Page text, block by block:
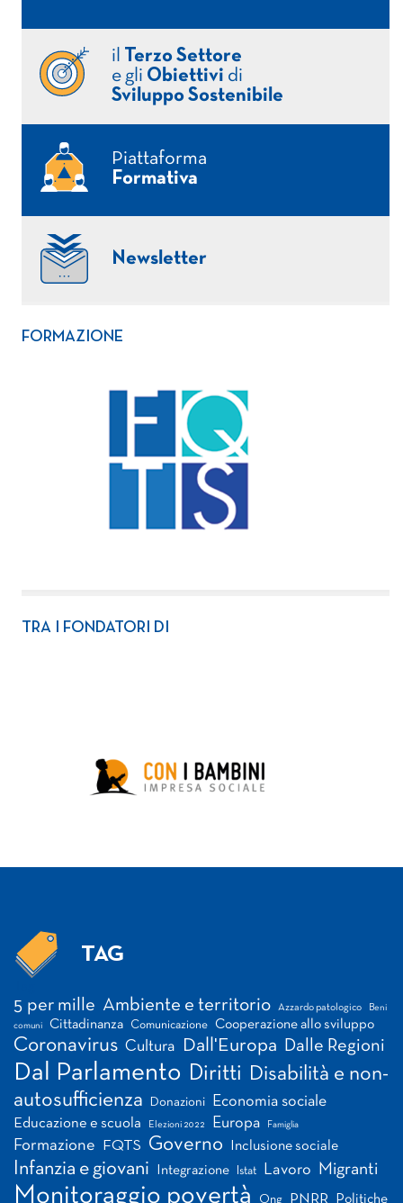
il
Terzo Settore
e gli Obiettivi di
Sviluppo Sostenibile
Piattaforma
Formativa
Newsletter
FORMAZIONE
TRA I FONDATORI DI
TAG
5 per mille Ambiente e territorio Azzardo patologico Beni
comuni Cittadinanza Comunicazione Cooperazione allo sviluppo
Coronavirus Cultura Dall'Europa Dalle Regioni
Dal Parlamento Diritti Disabilità e non-
autosufficienza
Donazioni Economia sociale
Educazione e scuola Elezioni 2022 Europa Famiglia
Formazione FQTS Governo Inclusione sociale
Infanzia e giovani Integrazione Istat Lavoro Migranti
Monitoraggio povertà Ong PNRR Politiche